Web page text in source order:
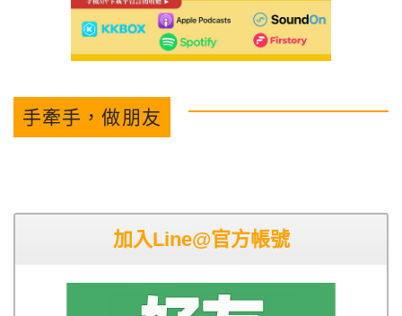
手牽手，做朋友
加入Line@官方帳號